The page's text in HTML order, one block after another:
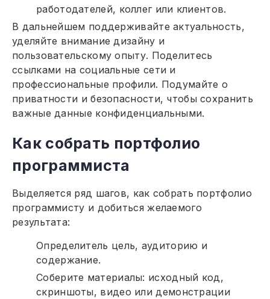
работодателей, коллег или клиентов.
В дальнейшем поддерживайте актуальность,
уделяйте внимание дизайну и
пользовательскому опыту. Поделитесь
ссылками на социальные сети и
профессиональные профили. Подумайте о
приватности и безопасности, чтобы сохранить
важные данные конфиденциальными.
Как собрать портфолио
программиста
Выделяется ряд шагов, как собрать портфолио
программисту и добиться желаемого
результата:
Определитель цель, аудиторию и
содержание.
Соберите материалы: исходный код,
скриншоты, видео или демонстрации